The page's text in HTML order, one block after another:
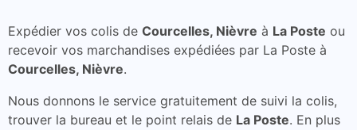
Expédier vos colis de Courcelles, Nièvre à La Poste ou
recevoir vos marchandises expédiées par La Poste à
Courcelles, Nièvre.
Nous donnons le service gratuitement de suivi la colis,
trouver la bureau et le point relais de La Poste. En plus